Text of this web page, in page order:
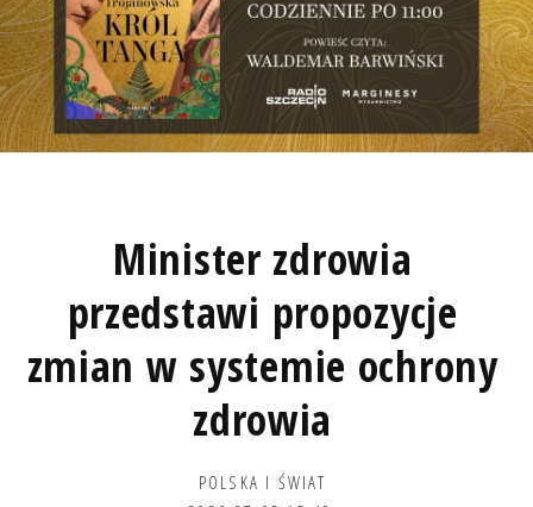
Minister zdrowia
przedstawi propozycje
zmian w systemie ochrony
zdrowia
POLSKA I ŚWIAT